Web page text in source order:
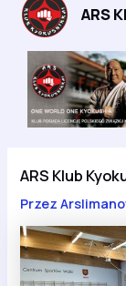
treści
ARS
ARS Klub
Przez